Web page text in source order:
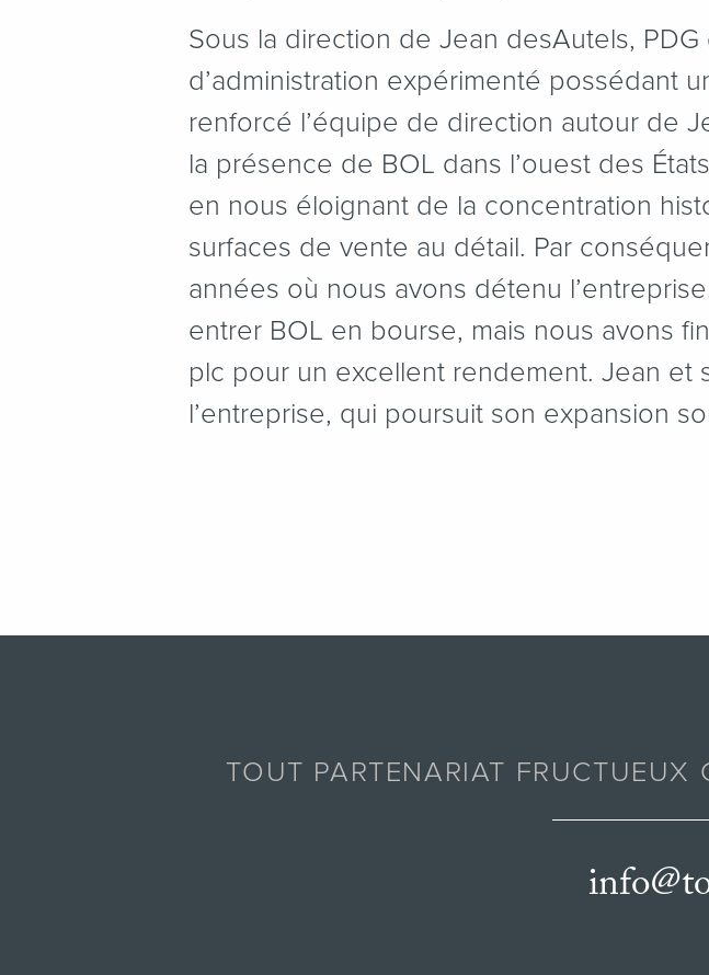
Sous la direction de Jean desAutels,
d’administration expérimenté possédant
renforcé l’équipe de direction autour de
la présence de BOL dans l’ouest des
en nous éloignant de la concentration
surfaces de vente au détail. Par
années où nous avons détenu
entrer BOL en bourse, mais nous avons
plc pour un excellent rendement. Jean
l’entreprise, qui poursuit son expansion
TOUT PARTENARIAT FRUCTUEUX